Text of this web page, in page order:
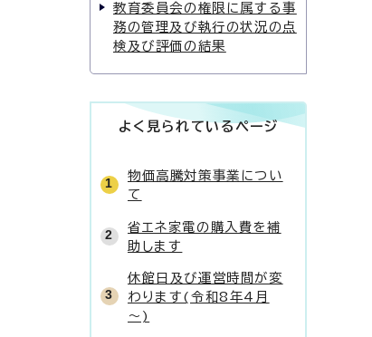
教育委員会の権限に属する事
務の管理及び執行の状況の点
検及び評価の結果
よく見られているページ
物価高騰対策事業につい
て
省エネ家電の購入費を補
助します
休館日及び運営時間が変
わります(令和8年4月
～)